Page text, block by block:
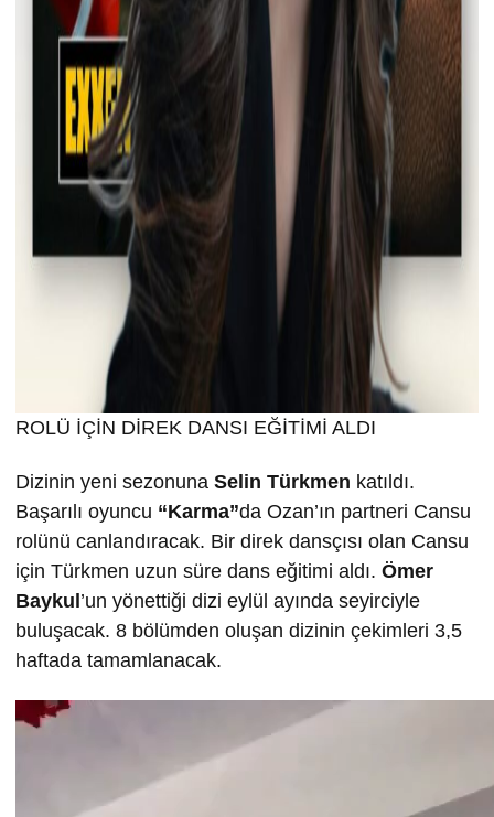
ROLÜ İÇİN DİREK DANSI EĞİTİMİ ALDI
Dizinin yeni sezonuna Selin Türkmen katıldı.
Başarılı oyuncu “Karma”da Ozan’ın partneri Cansu
rolünü canlandıracak. Bir direk dansçısı olan Cansu
için Türkmen uzun süre dans eğitimi aldı. Ömer
Baykul’un yönettiği dizi eylül ayında seyirciyle
buluşacak. 8 bölümden oluşan dizinin çekimleri 3,5
haftada tamamlanacak.